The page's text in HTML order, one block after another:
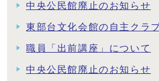
中央公民館廃止のお知らせ
東部台文化会館の自主クラ
職員「出前講座」について
中央公民館廃止のお知らせ